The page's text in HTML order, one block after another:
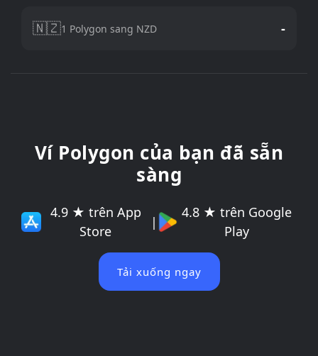
🇳🇿1 Polygon sang NZD -
Ví Polygon của bạn đã sẵn
sàng
4.9 ★ trên App
Store
|
4.8 ★ trên Google
Play
Tải xuống ngay